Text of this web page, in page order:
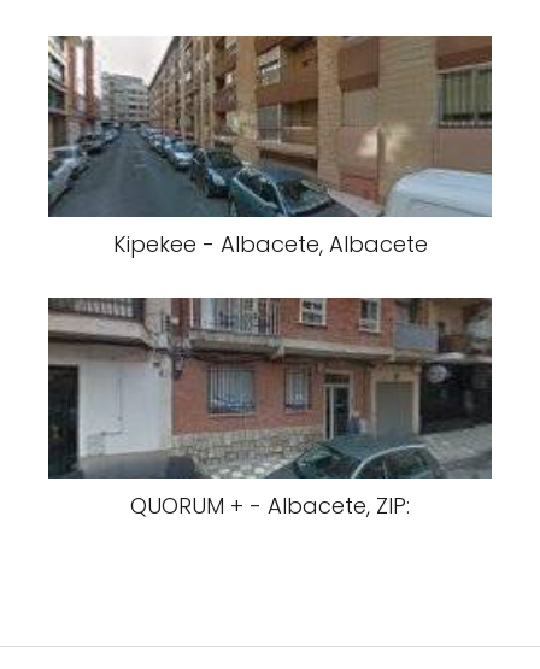
Kipekee - Albacete, Albacete
QUORUM + - Albacete, ZIP: